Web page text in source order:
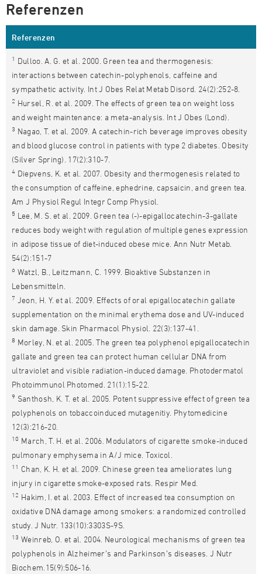
Referenzen
Referenzen
1 Dulloo. A. G. et al. 2000. Green tea and thermogenesis:
interactions between catechin-polyphenols, caffeine and
sympathetic activity. Int J Obes Relat Metab Disord. 24(2):252-8.
2 Hursel, R. et al. 2009. The effects of green tea on weight loss
and weight maintenance: a meta-analysis. Int J Obes (Lond).
3 Nagao, T. et al. 2009. A catechin-rich beverage improves obesity
and blood glucose control in patients with type 2 diabetes. Obesity
(Silver Spring). 17(2):310-7.
4 Diepvens, K. et al. 2007. Obesity and thermogenesis related to
the consumption of caffeine, ephedrine, capsaicin, and green tea.
Am J Physiol Regul Integr Comp Physiol.
5 Lee, M. S. et al. 2009. Green tea (-)-epigallocatechin-3-gallate
reduces body weight with regulation of multiple genes expression
in adipose tissue of diet-induced obese mice. Ann Nutr Metab.
54(2):151-7
6 Watzl, B., Leitzmann, C. 1999. Bioaktive Substanzen in
Lebensmitteln.
7 Jeon, H. Y. et al. 2009. Effects of oral epigallocatechin gallate
supplementation on the minimal erythema dose and UV-induced
skin damage. Skin Pharmacol Physiol. 22(3):137-41.
8 Morley, N. et al. 2005. The green tea polyphenol epigallocatechin
gallate and green tea can protect human cellular DNA from
ultraviolet and visible radiation-induced damage. Photodermatol
Photoimmunol Photomed. 21(1):15-22.
9 Santhosh, K. T. et al. 2005. Potent suppressive effect of green tea
polyphenols on tobaccoinduced mutagenitiy. Phytomedicine
12(3):216-20.
10 March, T. H. et al. 2006. Modulators of cigarette smoke-induced
pulmonary emphysema in A/J mice. Toxicol.
11 Chan, K. H. et al. 2009. Chinese green tea ameliorates lung
injury in cigarette smoke-exposed rats. Respir Med.
12 Hakim, I. et al. 2003. Effect of increased tea consumption on
oxidative DNA damage among smokers: a randomized controlled
study. J Nutr. 133(10):3303S-9S.
13 Weinreb, O. et al. 2004. Neurological mechanisms of green tea
polyphenols in Alzheimer’s and Parkinson’s diseases. J Nutr
Biochem.15(9):506-16.